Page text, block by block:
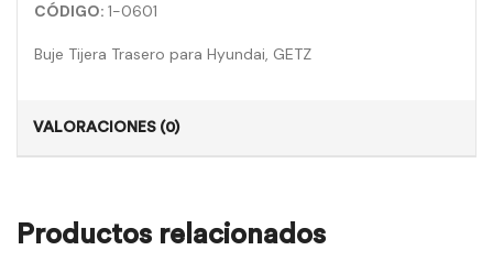
CÓDIGO: 1-0601
Buje Tijera Trasero para Hyundai, GETZ
VALORACIONES (0)
Productos relacionados